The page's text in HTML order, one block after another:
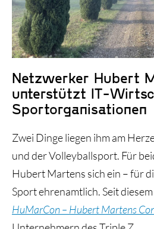
Historie und Entwicklung
Netzwerker Hubert
unterstützt IT-
Sportorganisationen
Zwei Dinge liegen ihm am
und der Volleyballsport. Für
Hubert Martens sich ein – für
Sport ehrenamtlich. Seit
HuMarCon – Hubert Martens